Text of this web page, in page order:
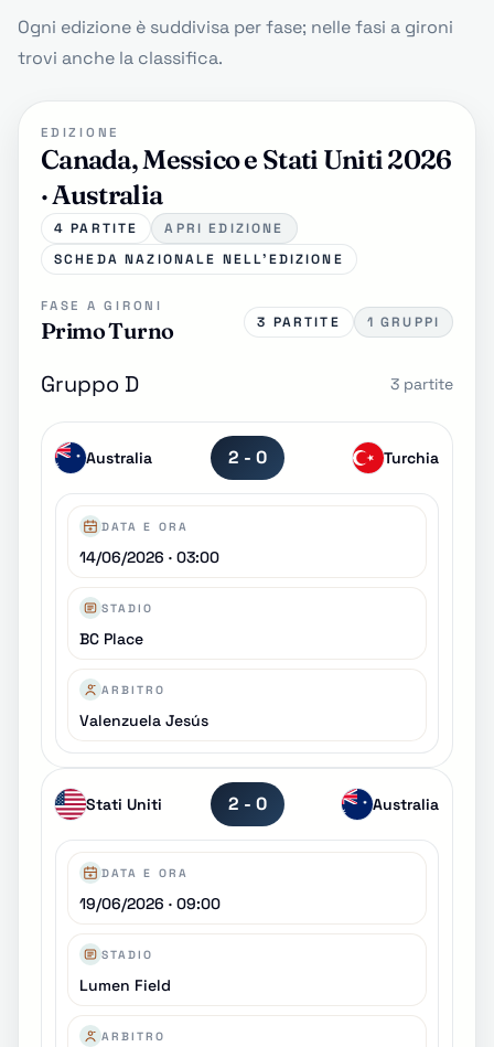
Ogni edizione è suddivisa per fase; nelle fasi a gironi
trovi anche la classifica.
EDIZIONE
Canada, Messico e Stati Uniti 2026
· Australia
4 PARTITE
APRI EDIZIONE
SCHEDA NAZIONALE NELL'EDIZIONE
FASE A GIRONI
Primo Turno 3 PARTITE 1 GRUPPI
Gruppo D 3 partite
Australia 2 - 0 Turchia
DATA E ORA
14/06/2026 · 03:00
STADIO
BC Place
ARBITRO
Valenzuela Jesús
Stati Uniti 2 - 0 Australia
DATA E ORA
19/06/2026 · 09:00
STADIO
Lumen Field
ARBITRO